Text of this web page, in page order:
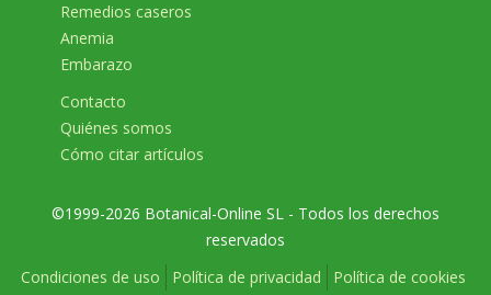
Remedios caseros
Anemia
Embarazo
Contacto
Quiénes somos
Cómo citar artículos
©1999-2026 Botanical-Online SL - Todos los derechos
reservados
Condiciones de uso
Política de privacidad Política de cookies